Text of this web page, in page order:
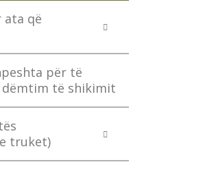
ata që
për të
të shikimit
truket)